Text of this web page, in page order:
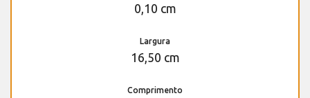
0,10 cm
Largura
16,50 cm
Comprimento